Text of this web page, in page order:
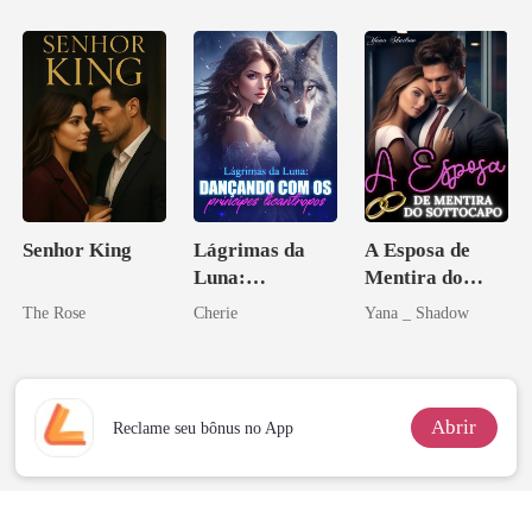
Senhor King
The Rose
Lágrimas da
Luna:
Dançando com
Cherie
A Esposa de
Mentira do
Sottocapo
Yana _ Shadow
Reclame seu bônus no App Abrir